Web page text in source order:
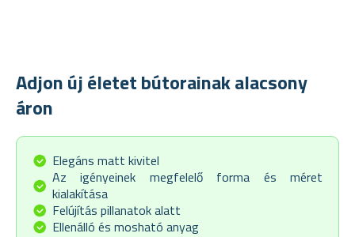
Adjon új életet bútorainak alacsony
áron
Elegáns matt kivitel
Az igényeinek megfelelő forma és méret
kialakítása
Felújítás pillanatok alatt
Ellenálló és mosható anyag